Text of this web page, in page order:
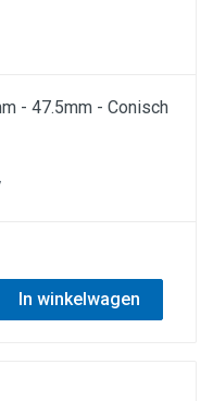
- 47.5mm - Conisch
In winkelwagen